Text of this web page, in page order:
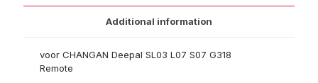
Additional information
voor CHANGAN Deepal SL03 L07 S07 G318
Remote